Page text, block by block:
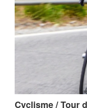
Cyclisme / Tour